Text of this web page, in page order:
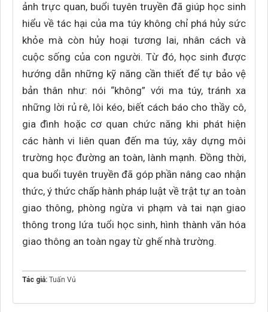
ảnh trực quan, buổi tuyên truyền đã giúp học sinh
hiểu về tác hại của ma túy không chỉ phá hủy sức
khỏe mà còn hủy hoại tương lai, nhân cách và
cuộc sống của con người. Từ đó, học sinh được
hướng dẫn những kỹ năng cần thiết để tự bảo vệ
bản thân như: nói “không” với ma túy, tránh xa
những lời rủ rê, lôi kéo, biết cách báo cho thầy cô,
gia đình hoặc cơ quan chức năng khi phát hiện
các hành vi liên quan đến ma túy, xây dựng môi
trường học đường an toàn, lành mạnh. Đồng thời,
qua buổi tuyên truyền đã góp phần nâng cao nhận
thức, ý thức chấp hành pháp luật về trật tự an toàn
giao thông, phòng ngừa vi phạm và tai nạn giao
thông trong lứa tuổi học sinh, hình thành văn hóa
giao thông an toàn ngay từ ghế nhà trường.
Tác giả: Tuấn Vủ